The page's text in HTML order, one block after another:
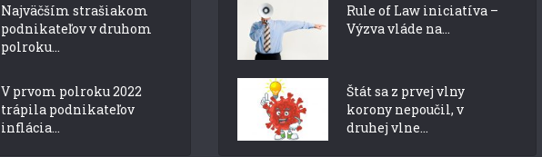
Najväčším strašiakom
podnikateľov v druhom
polroku...
V prvom polroku 2022
trápila podnikateľov
inflácia...
Rule of Law iniciatíva –
Výzva vláde na...
Štát sa z prvej vlny
korony nepoučil, v
druhej vlne...